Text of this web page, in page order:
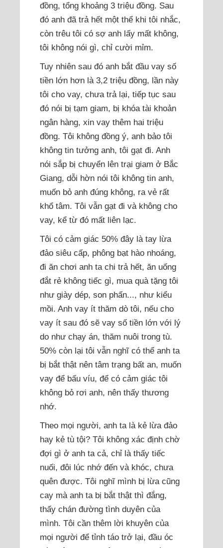
đồng, tổng khoảng 3 triệu đồng. Sau
đó anh đã trả hết một thể khi tôi nhắc,
còn trêu tôi có sợ anh lấy mất không,
tôi không nói gì, chỉ cười mỉm.
Tuy nhiên sau đó anh bắt đầu vay số
tiền lớn hơn là 3,2 triệu đồng, lần này
tôi cho vay, chưa trả lại, tiếp tục sau
đó nói bị tạm giam, bị khóa tài khoản
ngân hàng, xin vay thêm hai triệu
đồng. Tôi không đồng ý, anh bảo tôi
không tin tưởng anh, tôi gạt đi. Anh
nói sắp bị chuyển lên trại giam ở Bắc
Giang, dỗi hờn nói tôi không tin anh,
muốn bỏ anh đúng không, ra vẻ rất
khổ tâm. Tôi vẫn gạt đi và không cho
vay, kể từ đó mất liên lạc.
Tôi có cảm giác 50% đây là tay lừa
đảo siêu cấp, phông bạt hào nhoáng,
đi ăn chơi anh ta chi trả hết, ăn uống
đắt rẻ không tiếc gì, mua quà tặng tôi
như giày dép, son phấn..., như kiểu
mồi. Anh vay ít thăm dò tôi, nếu cho
vay ít sau đó sẽ vay số tiền lớn với lý
do như chạy án, thăm nuôi trong tù.
50% còn lại tôi vẫn nghĩ có thể anh ta
bị bắt thật nên tâm trạng bất an, muốn
vay để bấu víu, để có cảm giác tôi
không bỏ rơi anh, nên thấy thương
nhớ.
Theo mọi người, anh ta là kẻ lừa đảo
hay kẻ tù tội? Tôi không xác định chờ
đợi gì ở anh ta cả, chỉ là thấy tiếc
nuối, đôi lúc nhớ đến và khóc, chưa
quên được. Tôi nghĩ mình bị lừa cũng
cay mà anh ta bị bắt thật thì đắng,
thấy chán đường tình duyên của
mình. Tôi cần thêm lời khuyên của
mọi người để tỉnh táo trở lại, đầu óc